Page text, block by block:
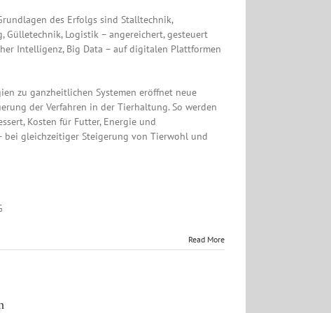
des Erfolgs sind Stalltechnik,
Gülletechnik, Logistik – angereichert, gesteuert
Intelligenz, Big Data – auf digitalen Plattformen
zu ganzheitlichen Systemen eröffnet neue
der Verfahren in der Tierhaltung. So werden
Kosten für Futter, Energie und
bei gleichzeitiger Steigerung von Tierwohl und
Read More